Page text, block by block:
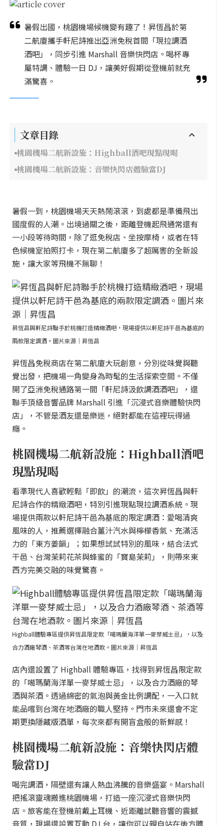
暑假出國，桃園機場候機變有趣了！昇恆昌於第
二航廈攜手軒尼詩推出亞洲免稅首間「現拉調酒
酒吧」，同步引進 Marshall 音樂快閃店。喝杯專
屬特調、體驗一日 DJ，讓美好假期從登機前就充
滿驚喜。
文章目錄
桃園機場二航新設施：Highball酒吧現點現喝
桃園機場二航新設施：音樂快閃店體驗當DJ
暑假一到，桃園機場天天熱鬧滾滾，到處都是準備飛出
國度假的人潮。出境過關之後，距離登機起飛通常還有
一小段等待時間，除了逛免稅店、坐按摩椅，或者在特
色候機室拍照打卡，現在第二航廈多了超厲害的全新設
施，讓大家等飛機不無聊！
昇恆昌與軒尼詩聯手於桃機打造精緻酒吧，現場提供以軒尼詩干邑為基底的
兩款限定調酒。圖片來源｜昇恆昌
昇恆昌免稅商店在第二航廈大玩創意，分別從味覺與聽
覺出發，把機場一角變身為時髦的生活探索空間。不僅
開了亞洲免稅通路第一間「軒尼詩汲飲調酒酒吧」，還
聯手頂級音響品牌 Marshall 引進「沉浸式音樂體驗快閃
店」，不管是酒友還是樂迷，絕對都能在這裡玩得過
癮。
桃園機場二航新設施：Highball酒吧
現點現喝
看準現代人喜歡輕鬆「即飲」的潮流，這次昇恆昌與軒
尼詩合作的精緻酒吧，特別引進現點現拉調酒系統。現
場提供兩款以軒尼詩干邑為基底的限定調酒：愛喝清爽
風味的人，推薦選擇融合薑汁汽水與檸檬香氣、充滿活
力的「東方姜韻」；如果想試試特別的風味，結合法式
干邑、台灣茉莉花茶與蜂蜜的「寶島茉莉」，則帶來東
西方完美交融的味覺驚喜。
Highball體驗專區提供昇恆昌限定款「噶瑪蘭海洋單一麥芽威士忌」，以及
合力酒廠琴酒、茶酒等台灣在地酒款。圖片來源｜昇恆昌
店內還設置了 Highball 體驗專區，找得到昇恆昌限定款
的「噶瑪蘭海洋單一麥芽威士忌」，以及合力酒廠的琴
酒與茶酒。透過綿密的氣泡與黃金比例調配，一入口就
能品嚐到台灣在地酒廠的職人堅持。門市未來還會不定
期更換隱藏版酒單，每次來都有開盲盒般的新鮮感！
桃園機場二航新設施：音樂快閃店體
驗當DJ
喝完調酒，隔壁還有讓人熱血沸騰的音樂盛宴。Marshall
把搖滾靈魂搬進桃園機場，打造一座沉浸式音樂快閃
店。旅客能在登機前戴上耳機、近距離試聽音響的震撼
音質，現場還設置互動 DJ 台，讓你可以親自站在後方體